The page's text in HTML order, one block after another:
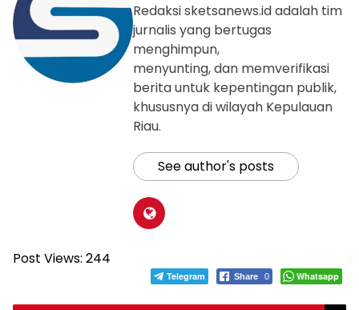
Redaksi sketsanews.id adalah tim
jurnalis yang bertugas
menghimpun,
menyunting, dan memverifikasi
berita untuk kepentingan publik,
khususnya di wilayah Kepulauan
Riau.
See author's posts
Post Views: 244
Telegram Share 0 Whatsapp